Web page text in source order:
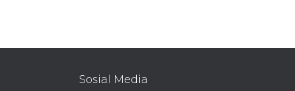
Sosial Media